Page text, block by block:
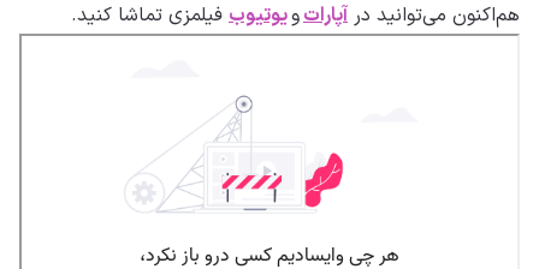
هم‌اکنون می‌توانید در آپاراتویوتیوب فیلمزی تماشا کنید.